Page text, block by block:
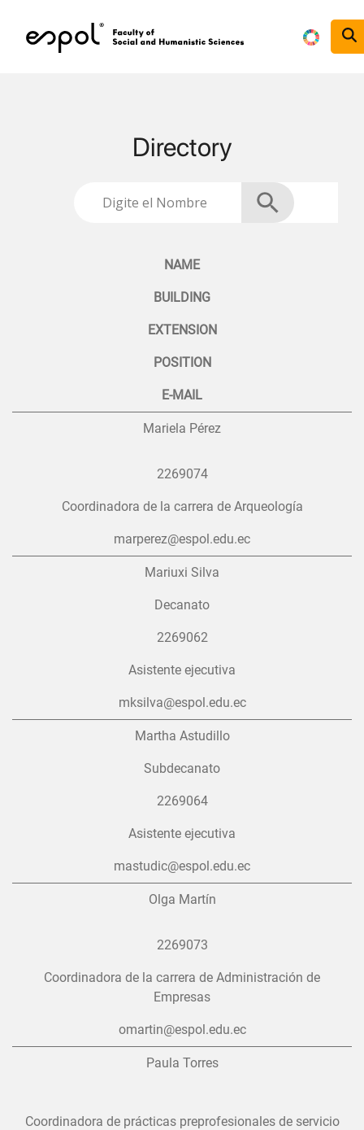
Directory
NAME
BUILDING
EXTENSION
POSITION
E-MAIL
Mariela Pérez
2269074
Coordinadora de la carrera de Arqueología
marperez@espol.edu.ec
Mariuxi Silva
Decanato
2269062
Asistente ejecutiva
mksilva@espol.edu.ec
Martha Astudillo
Subdecanato
2269064
Asistente ejecutiva
mastudic@espol.edu.ec
Olga Martín
2269073
Coordinadora de la carrera de Administración de
Empresas
omartin@espol.edu.ec
Paula Torres
Coordinadora de prácticas preprofesionales de servicio